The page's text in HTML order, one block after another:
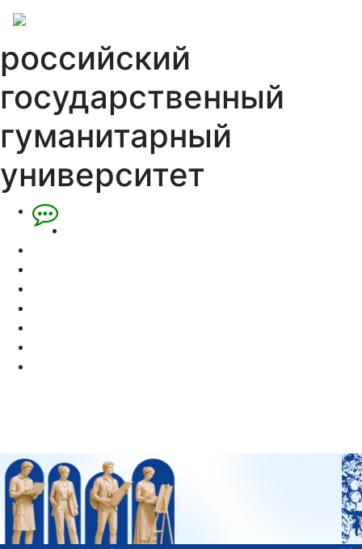
российский
государственный
гуманитарный
университет